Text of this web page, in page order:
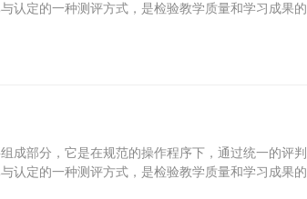
认定的一种测评方式，是检验教学质量和学习成果的
竞争意识，对促进参加考级人员的全面发展具有十分
成部分，它是在规范的操作程序下，通过统一的评判
认定的一种测评方式，是检验教学质量和学习成果的